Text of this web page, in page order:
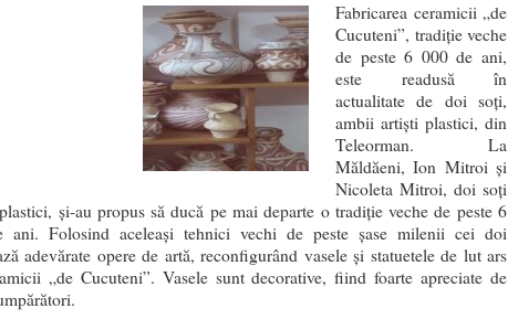
Fabricarea ceramicii „de
Cucuteni”, tradiţie veche
de peste 6 000 de ani,
este readusă în
actualitate de doi soţi,
ambii artişti plastici, din
Teleorman. La
Măldăeni, Ion Mitroi și
Nicoleta Mitroi, doi soţi
și-au propus să ducă pe mai departe o tradiţie veche de peste 6
ani. Folosind aceleaşi tehnici vechi de peste șase milenii cei doi
adevărate opere de artă, reconfigurând vasele și statuetele de lut ars
„de Cucuteni”. Vasele sunt decorative, fiind foarte apreciate de